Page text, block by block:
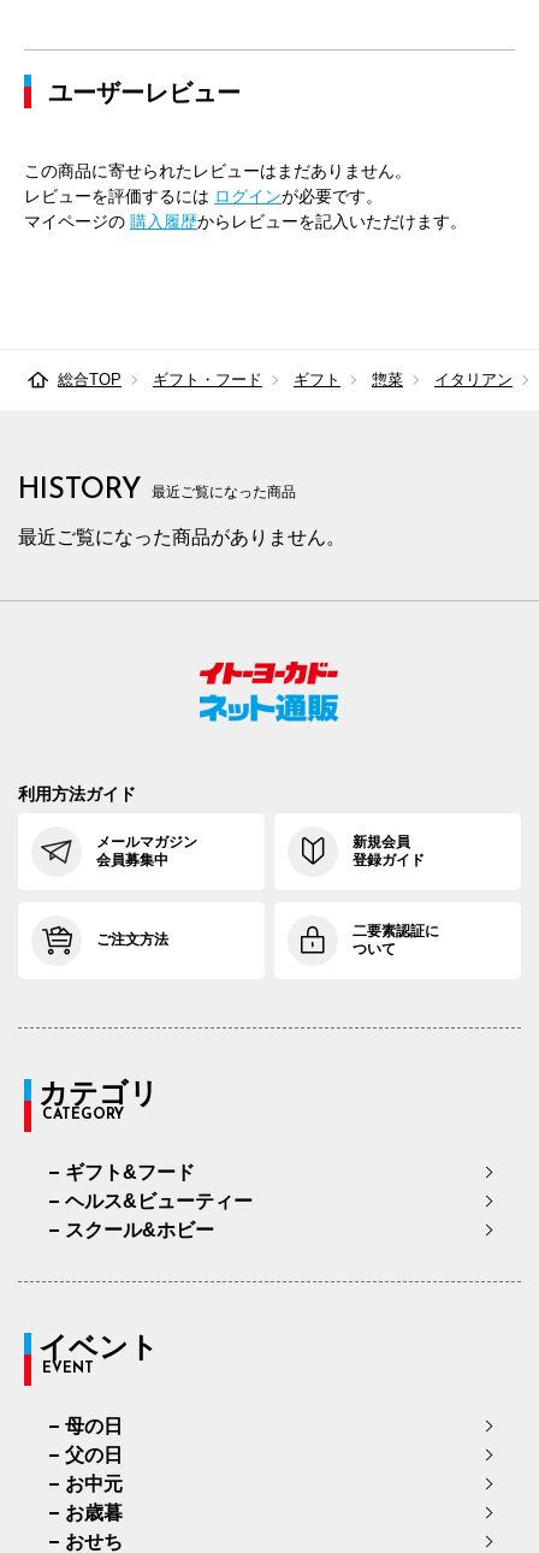
ユーザーレビュー
この商品に寄せられたレビューはまだありません。
レビューを評価するには ログインが必要です。
マイページの 購入履歴からレビューを記入いただけます。
総合TOP ギフト・フード ギフト 惣菜 イタリアン
HISTORY 最近ご覧になった商品
最近ご覧になった商品がありません。
利用方法ガイド
メールマガジン
会員募集中
新規会員
登録ガイド
ご注文方法
二要素認証に
ついて
カテゴリ
CATEGORY
ギフト&フード
ヘルス&ビューティー
スクール&ホビー
イベント
EVENT
母の日
父の日
お中元
お歳暮
おせち